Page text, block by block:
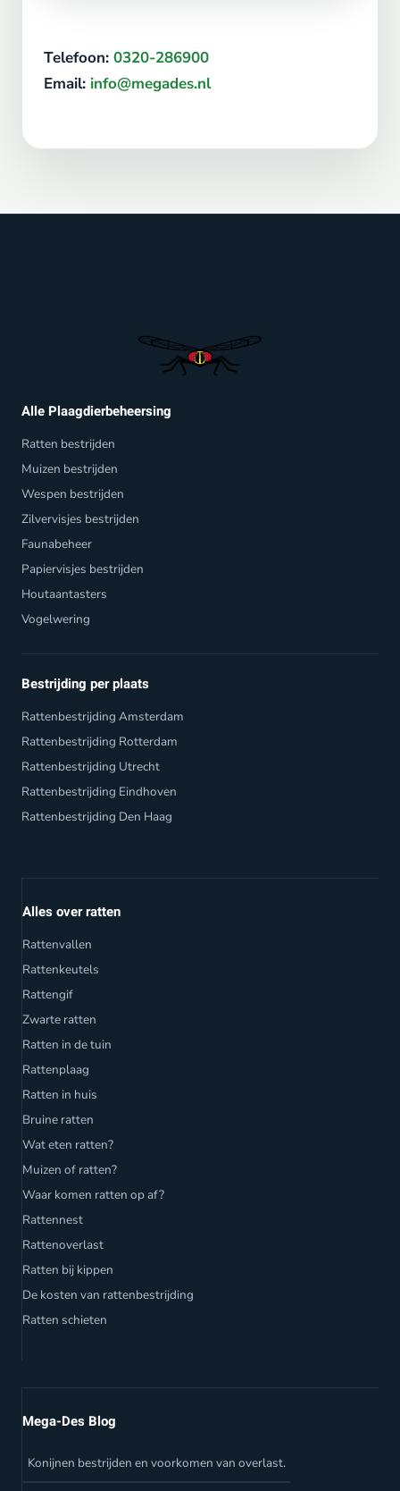
Telefoon: 0320-286900
Email: info@megades.nl
Alle Plaagdierbeheersing
Ratten bestrijden
Muizen bestrijden
Wespen bestrijden
Zilvervisjes bestrijden
Faunabeheer
Papiervisjes bestrijden
Houtaantasters
Vogelwering
Bestrijding per plaats
Rattenbestrijding Amsterdam
Rattenbestrijding Rotterdam
Rattenbestrijding Utrecht
Rattenbestrijding Eindhoven
Rattenbestrijding Den Haag
Alles over ratten
Rattenvallen
Rattenkeutels
Rattengif
Zwarte ratten
Ratten in de tuin
Rattenplaag
Ratten in huis
Bruine ratten
Wat eten ratten?
Muizen of ratten?
Waar komen ratten op af?
Rattennest
Rattenoverlast
Ratten bij kippen
De kosten van rattenbestrijding
Ratten schieten
Mega-Des Blog
Konijnen bestrijden en voorkomen van overlast.